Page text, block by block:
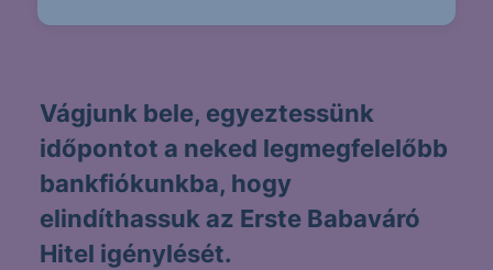
Vágjunk bele, egyeztessünk
időpontot a neked legmegfelelőbb
bankfiókunkba, hogy
elindíthassuk az Erste Babaváró
Hitel igénylését.